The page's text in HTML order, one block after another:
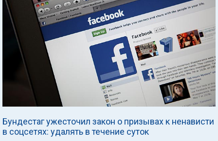
Бундестаг ужесточил закон о призывах к ненависти
в соцсетях: удалять в течение суток